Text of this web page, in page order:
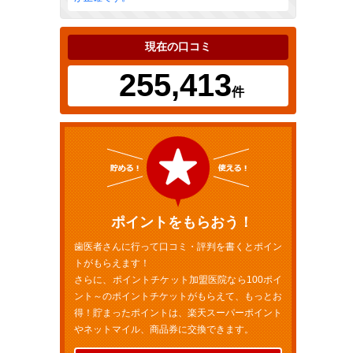
現在の口コミ
255,413件
ポイントをもらおう！
歯医者さんに行って口コミ・評判を書くとポイン
トがもらえます！
さらに、ポイントチケット加盟医院なら100ポイ
ント～のポイントチケットがもらえて、もっとお
得！貯まったポイントは、楽天スーパーポイント
やネットマイル、商品券に交換できます。